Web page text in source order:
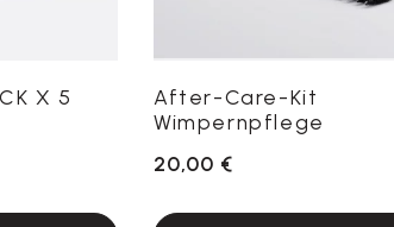
X 5
After-Care-Kit
Wimpernpflege
20,00 €